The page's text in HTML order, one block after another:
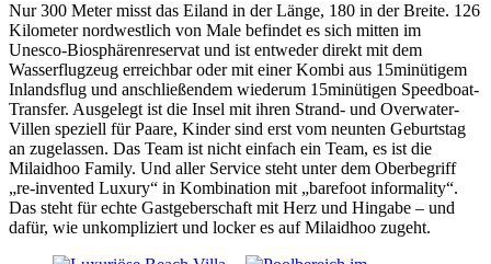
Nur 300 Meter misst das Eiland in der Länge, 180 in der Breite. 126
Kilometer nordwestlich von Male befindet es sich mitten im
Unesco-Biosphärenreservat und ist entweder direkt mit dem
Wasserflugzeug erreichbar oder mit einer Kombi aus 15minütigem
Inlandsflug und anschließendem wiederum 15minütigen Speedboat-
Transfer. Ausgelegt ist die Insel mit ihren Strand- und Overwater-
Villen speziell für Paare, Kinder sind erst vom neunten Geburtstag
an zugelassen. Das Team ist nicht einfach ein Team, es ist die
Milaidhoo Family. Und aller Service steht unter dem Oberbegriff
„re-invented Luxury“ in Kombination mit „barefoot informality“.
Das steht für echte Gastgeberschaft mit Herz und Hingabe – und
dafür, wie unkompliziert und locker es auf Milaidhoo zugeht.